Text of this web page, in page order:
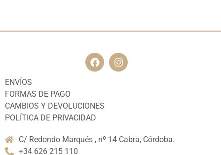
ENVÍOS
FORMAS DE PAGO
CAMBIOS Y DEVOLUCIONES
POLÍTICA DE PRIVACIDAD
C/ Redondo Marqués , nº 14 Cabra, Córdoba.
+34 626 215 110